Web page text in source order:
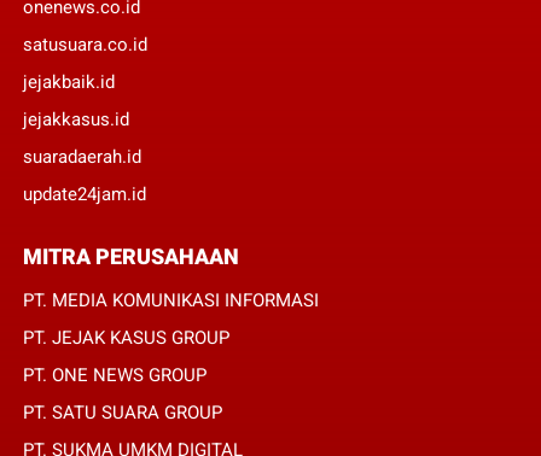
onenews.co.id
satusuara.co.id
jejakbaik.id
jejakkasus.id
suaradaerah.id
update24jam.id
MITRA PERUSAHAAN
PT. MEDIA KOMUNIKASI INFORMASI
PT. JEJAK KASUS GROUP
PT. ONE NEWS GROUP
PT. SATU SUARA GROUP
PT. SUKMA UMKM DIGITAL